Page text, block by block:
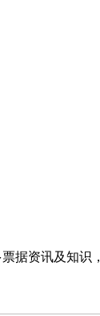
据资讯及知识，